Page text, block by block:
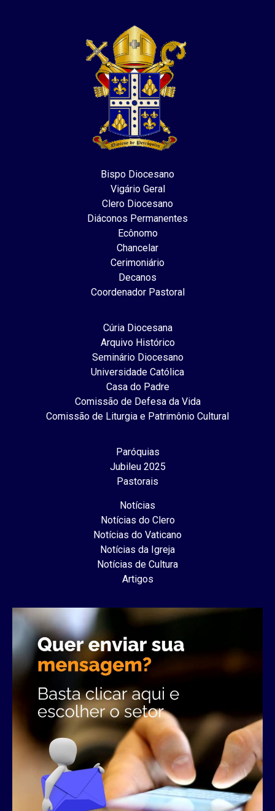
Bispo Diocesano
Vigário Geral
Clero Diocesano
Diáconos Permanentes
Ecônomo
Chancelar
Cerimoniário
Decanos
Coordenador Pastoral
Cúria Diocesana
Arquivo Histórico
Seminário Diocesano
Universidade Católica
Casa do Padre
Comissão de Defesa da Vida
Comissão de Liturgia e Patrimônio Cultural
Paróquias
Jubileu 2025
Pastorais
Notícias
Notícias do Clero
Notícias do Vaticano
Notícias da Igreja
Notícias de Cultura
Artigos